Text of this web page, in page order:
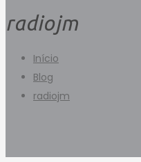
radiojm
Início
Blog
radiojm